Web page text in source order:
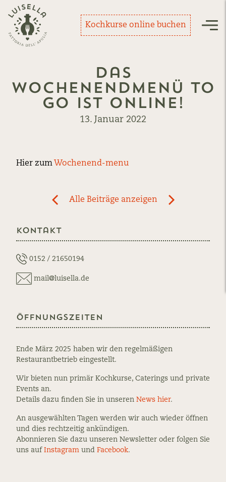
Zurück zur Startseite
Kochkurse online buchen
Das
Wochenendmenü To
Go ist online!
13. Januar 2022
Hier zum Wochenend-menu
notizie
Sugo
Alle Beiträge anzeigen
Kontakt
0152 / 21650194
mail@luisella.de
Öffnungszeiten
Ende März 2025 haben wir den regelmäßigen
Restaurantbetrieb eingestellt.
Wir bieten nun primär Kochkurse, Caterings und private
Events an.
Details dazu finden Sie in unseren News hier.
An ausgewählten Tagen werden wir auch wieder öffnen
und dies rechtzeitig ankündigen.
Abonnieren Sie dazu unseren Newsletter oder folgen Sie
uns auf Instagram und Facebook.